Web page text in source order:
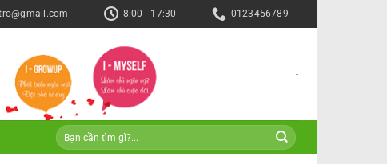
8:00 - 17:30 0123456789
-